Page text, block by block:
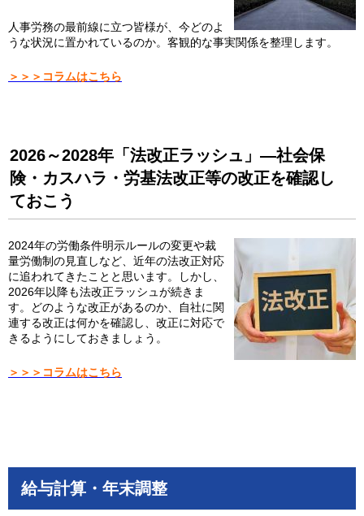
人事労務の最前線に立つ皆様が、今どのよ
うな状況に置かれているのか。客観的な事実関係を整理します。
＞＞＞コラムはこちら
2026～2028年「法改正ラッシュ」―社会保
険・カスハラ・労基法改正等の改正を確認し
ておこう
2024年の労働条件明示ルールの変更や裁
量労働制の見直しなど、近年の法改正対応
に追われてきたことと思います。しかし、
2026年以降も法改正ラッシュが続きま
す。どのような改正があるのか、自社に関
連する改正は何かを確認し、改正に対応で
きるようにしておきましょう。
＞＞＞コラムはこちら
給与計算・年末調整